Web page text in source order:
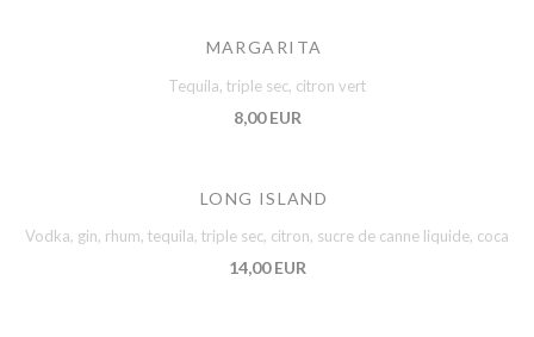
MARGARITA
Tequila, triple sec, citron vert
8,00 EUR
LONG ISLAND
Vodka, gin, rhum, tequila, triple sec, citron, sucre de canne liquide, coca
14,00 EUR